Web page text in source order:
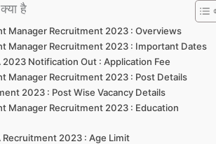
है
Manager Recruitment 2023 : Overviews
Manager Recruitment 2023 : Important Dates
2023 Notification Out : Application Fee
Manager Recruitment 2023 : Post Details
2023 : Post Wise Vacancy Details
Manager Recruitment 2023 : Education
Recruitment 2023 : Age Limit